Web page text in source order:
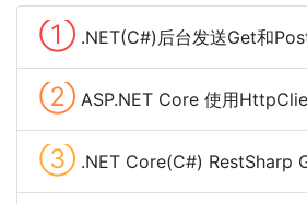
① .NET(C#)后台发送Get和Post
② ASP.NET Core 使用HttpClient
③ .NET Core(C#) RestSharp GET和POST请求